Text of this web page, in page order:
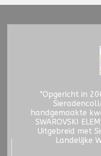
"Opgericht in
handgemaakte
SWAROVSKI
Uitgebreid met
Landelijke